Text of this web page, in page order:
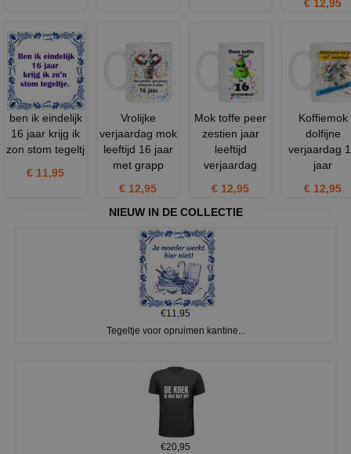
€ 12,95
ben ik eindelijk
16 jaar krijg ik
zon stom tegeltj
€ 11,95
Vrolijke
verjaardag mok
leeftijd 16 jaar
met grapp
€ 12,95
Mok toffe peer
zestien jaar
leeftijd
verjaardag
€ 12,95
Koffiemok
dolfijne
verjaardag
jaar
€ 12,95
NIEUW IN DE COLLECTIE
€11,95
Tegeltje voor opruimen kantine...
€20,95